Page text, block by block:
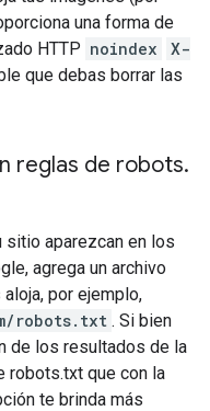
una forma de
HTTP noindex
X-
que debas borrar las
reglas de robots.
sitio aparezcan en los
agrega un archivo
por ejemplo,
robots.txt . Si bien
de los resultados de la
robots.txt que con la
te brinda más